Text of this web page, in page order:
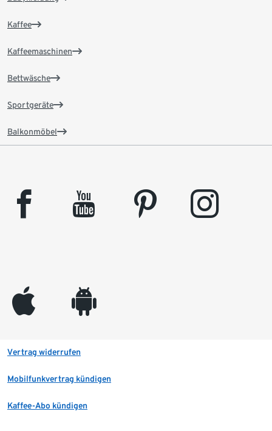
Kaffee
Kaffeemaschinen
Bettwäsche
Sportgeräte
Balkonmöbel
facebook youtube pinterest instagram
appleinc android
Vertrag widerrufen
Mobilfunkvertrag kündigen
Kaffee-Abo kündigen